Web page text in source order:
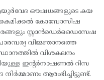
ആയുര്‍വേദ ഔഷധങ്ങളുടെ കയ
കോമ്പോസിഷ
സ്റ്റാന്‍ഡെര്‍ഡൈസേഷ
വിജ്ഞാനത്തെ
വിശകലനം
ഇന്റര്‍നാഷണല്‍ റിസ
ആരംഭിച്ചിട്ടുണ്ട്.